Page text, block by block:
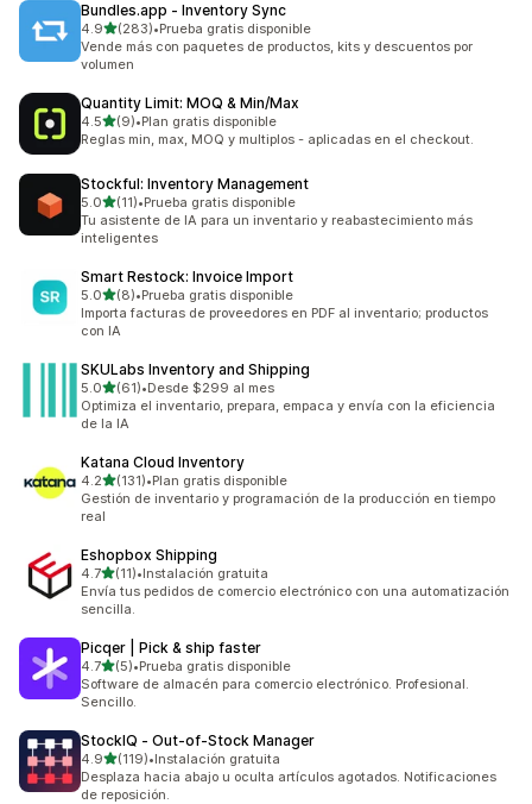
Bundles.app ‑ Inventory Sync
4.9de 5 estrellas
(283)
283 reseñas en total
•Prueba gratis disponible
Vende más con paquetes de productos, kits y descuentos por
volumen
Quantity Limit: MOQ & Min/Max
4.5de 5 estrellas
(9)
9 reseñas en total
•Plan gratis disponible
Reglas min, max, MOQ y multiplos - aplicadas en el checkout.
Stockful: Inventory Management
5.0de 5 estrellas
(11)
11 reseñas en total
•Prueba gratis disponible
Tu asistente de IA para un inventario y reabastecimiento más
inteligentes
Smart Restock: Invoice Import
5.0de 5 estrellas
(8)
8 reseñas en total
•Prueba gratis disponible
Importa facturas de proveedores en PDF al inventario; productos
con IA
SKULabs Inventory and Shipping
5.0de 5 estrellas
(61)
61 reseñas en total
•Desde $299 al mes
Optimiza el inventario, prepara, empaca y envía con la eficiencia
de la IA
Katana Cloud Inventory
4.2de 5 estrellas
(131)
131 reseñas en total
•Plan gratis disponible
Gestión de inventario y programación de la producción en tiempo
real
Eshopbox Shipping
4.7de 5 estrellas
(11)
11 reseñas en total
•Instalación gratuita
Envía tus pedidos de comercio electrónico con una automatización
sencilla.
Picqer | Pick & ship faster
4.7de 5 estrellas
(5)
5 reseñas en total
•Prueba gratis disponible
Software de almacén para comercio electrónico. Profesional.
Sencillo.
StockIQ ‑ Out‑of‑Stock Manager
4.9de 5 estrellas
(119)
119 reseñas en total
•Instalación gratuita
Desplaza hacia abajo u oculta artículos agotados. Notificaciones
de reposición.